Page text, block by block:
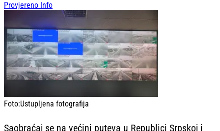
Provjereno Info
Foto:Ustupljena fotografija
Saobraćaj se na većini puteva u Republici Srpskoj i